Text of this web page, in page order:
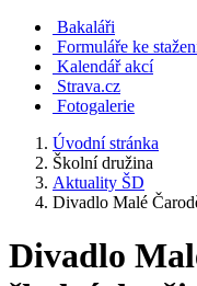
Bakaláři
Formuláře ke
Kalendář akcí
Strava.cz
Fotogalerie
Úvodní stránka
Školní družina
Aktuality ŠD
Divadlo Malé
Divadlo